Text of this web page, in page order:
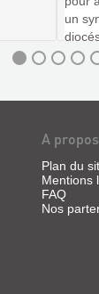
A
Plan du
Mentions
FAQ
Nos